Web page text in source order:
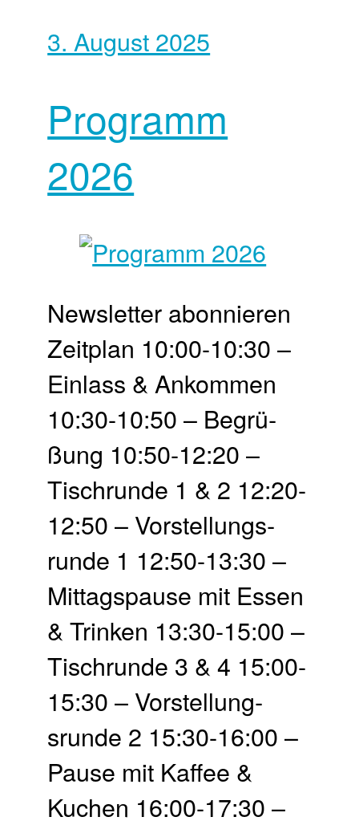
3. August 2025
Programm
2026
Newsletter abonnieren
Zeit­plan 10:00-10:30 –
Einlass & Ankommen
10:30-10:50 – Begrü­
ßung 10:50-12:20 –
Tisch­runde 1 & 2 12:20-
12:50 – Vor­stellungs­
runde 1 12:50-13:30 –
Mittags­pause mit Essen
& Trinken 13:30-15:00 –
Tisch­runde 3 & 4 15:00-
15:30 – Vor­stellung­
srunde 2 15:30-16:00 –
Pause mit Kaffee &
Kuchen 16:00-17:30 –